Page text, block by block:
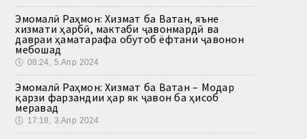
Эмомалӣ Раҳмон: Хизмат ба Ватан, яъне
хизмати ҳарбӣ, мактаби ҷавонмардӣ ва
давраи ҳаматарафа обутоб ёфтани ҷавонон
мебошад
🕔 08:24, 5.Апр 2024
Эмомалӣ Раҳмон: Хизмат ба Ватан – Модар
қарзи фарзандии ҳар як ҷавон ба ҳисоб
меравад
🕔 17:18, 3.Апр 2024